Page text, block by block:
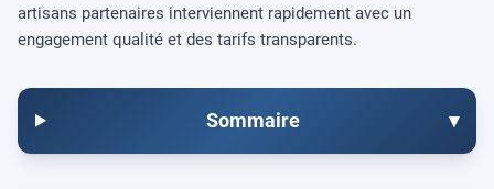
artisans partenaires interviennent rapidement avec un
engagement qualité et des tarifs transparents.
Sommaire ▾